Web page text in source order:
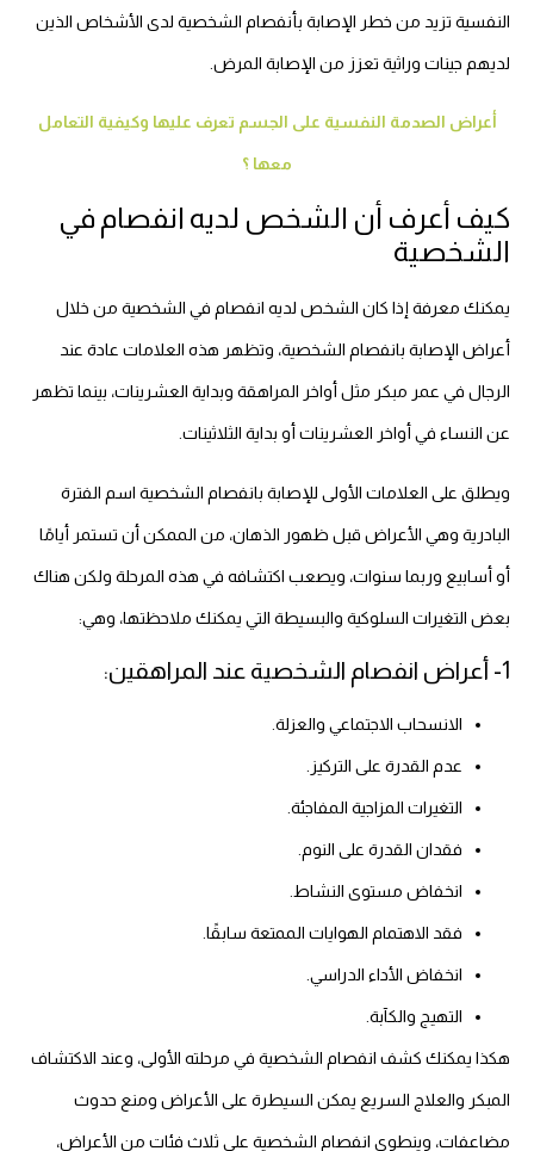
النفسية تزيد من خطر الإصابة بأنفصام الشخصية لدى الأشخاص الذين
لديهم جينات وراثية تعزز من الإصابة المرض.
أعراض الصدمة النفسية على الجسم تعرف عليها وكيفية التعامل
معها ؟
كيف أعرف أن الشخص لديه انفصام في
الشخصية
يمكنك معرفة إذا كان الشخص لديه انفصام في الشخصية من خلال
أعراض الإصابة بانفصام الشخصية، وتظهر هذه العلامات عادة عند
الرجال في عمر مبكر مثل أواخر المراهقة وبداية العشرينات، بينما تظهر
عن النساء في أواخر العشرينات أو بداية الثلاثينات.
ويطلق على العلامات الأولى للإصابة بانفصام الشخصية اسم الفترة
البادرية وهي الأعراض قبل ظهور الذهان، من الممكن أن تستمر أيامًا
أو أسابيع وربما سنوات، ويصعب اكتشافه في هذه المرحلة ولكن هناك
بعض التغيرات السلوكية والبسيطة التي يمكنك ملاحظتها، وهي:
1- أعراض انفصام الشخصية عند المراهقين:
الانسحاب الاجتماعي والعزلة.
عدم القدرة على التركيز.
التغيرات المزاجية المفاجئة.
فقدان القدرة على النوم.
انخفاض مستوى النشاط.
فقد الاهتمام الهوايات الممتعة سابقًا.
انخفاض الأداء الدراسي.
التهيج والكآبة.
هكذا يمكنك كشف انفصام الشخصية في مرحلته الأولى، وعند الاكتشاف
المبكر والعلاج السريع يمكن السيطرة على الأعراض ومنع حدوث
مضاعفات، وينطوي انفصام الشخصية على ثلاث فئات من الأعراض،